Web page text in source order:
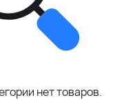
нет товаров.